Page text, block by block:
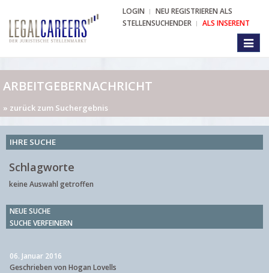
LOGIN
NEU REGISTRIEREN ALS
STELLENSUCHENDER
ALS INSERENT
ARBEITGEBERNACHRICHT
» zurück zum Suchergebnis
IHRE SUCHE
Schlagworte
keine Auswahl getroffen
NEUE SUCHE
SUCHE VERFEINERN
06. Januar 2016
Geschrieben von Hogan Lovells